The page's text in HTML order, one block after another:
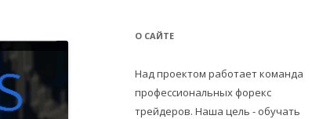
т
:
О САЙТЕ
Над проектом работает команда
профессиональных форекс
трейдеров. Наша цель - обучать